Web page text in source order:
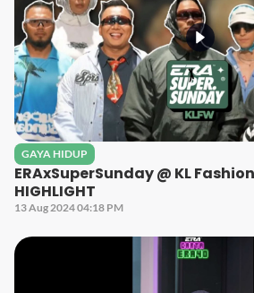
GAYA HIDUP
ERAxSuperSunday @ KL
HIGHLIGHT
13 Aug 2024 04:18 PM